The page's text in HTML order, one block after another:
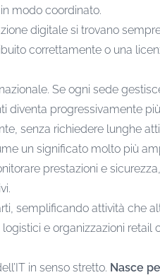
modo coordinato.
digitale si trovano
correttamente o una
Se ogni sede
progressivamente
senza richiedere lunghe
un significato molto più
prestazioni e
semplificando attività che
e organizzazioni retail
in senso stretto. Nasce